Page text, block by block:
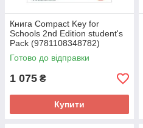
Книга Compact Key for
Schools 2nd Edition student's
Pack (9781108348782)
Cambridge University Press
Готово до відправки
1 075 ₴
Купити